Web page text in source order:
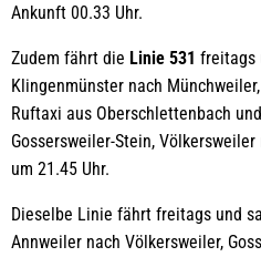
Ankunft 00.33 Uhr.
Zudem fährt die Linie 531 freitags
Klingenmünster nach
Ruftaxi aus Oberschlettenbach
Gossersweiler-Stein,
um 21.45 Uhr.
Dieselbe Linie fährt freitags und
Annweiler nach Völkersweiler,